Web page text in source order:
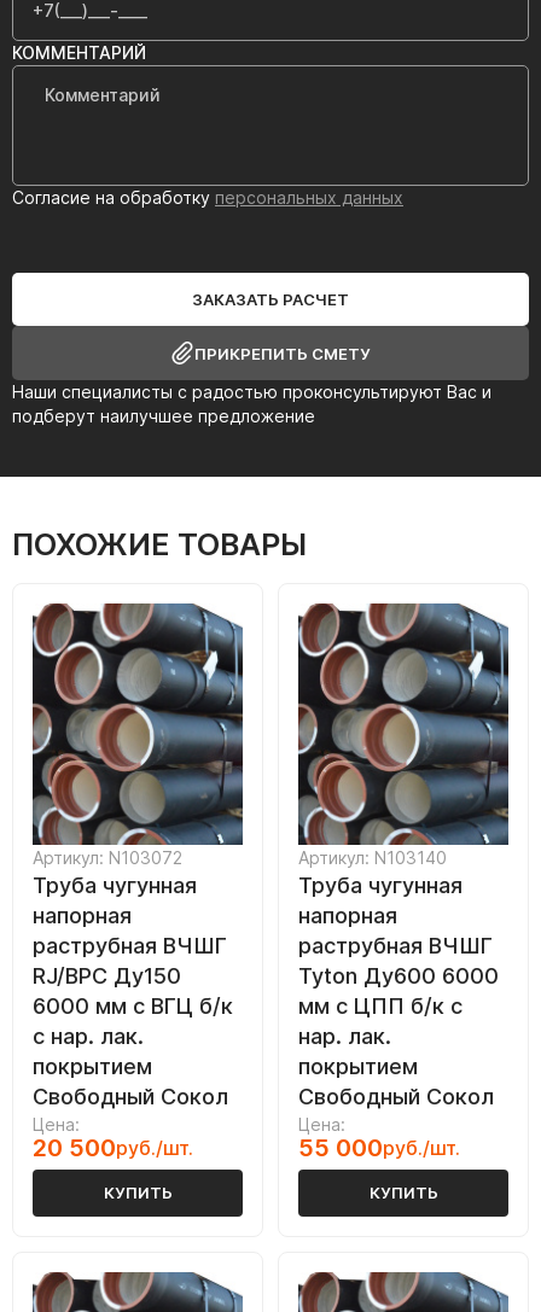
Наши специалисты с радостью проконсультируют Вас и
подберут наилучшее предложение
КОММЕНТАРИЙ
Согласие на обработку персональных данных
ЗАКАЗАТЬ РАСЧЕТ
ПРИКРЕПИТЬ СМЕТУ
ПОХОЖИЕ ТОВАРЫ
Артикул: N103072
Труба чугунная
напорная
раструбная ВЧШГ
RJ/ВРС Ду150
6000 мм с ВГЦ б/к
с нар. лак.
покрытием
Свободный Сокол
Цена:
20 500руб./шт.
КУПИТЬ
Артикул: N103140
Труба чугунная
напорная
раструбная ВЧШГ
Tyton Ду600 6000
мм с ЦПП б/к с
нар. лак.
покрытием
Свободный Сокол
Цена:
55 000руб./шт.
КУПИТЬ